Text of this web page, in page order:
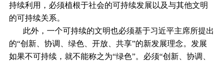
持续利用，必须植根于社会的可持续发展以及与其他文明
的可持续关系。
此外，一个可持续的文明也必须基于习近平主席所提出
的“创新、协调、绿色、开放、共享”的新发展理念。发展
如果不可持续，就不能称之为“绿色”。必须“创新、协调、